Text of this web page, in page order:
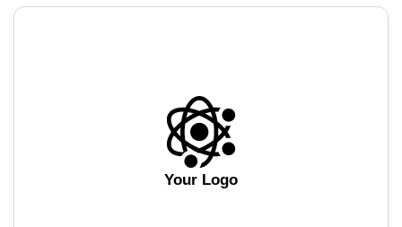
Your Logo